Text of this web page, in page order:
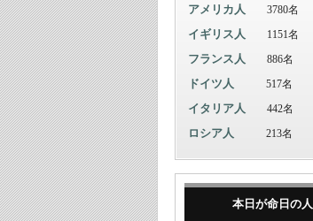
アメリカ人 3780名
イギリス人 1151名
フランス人 886名
ドイツ人 517名
イタリア人 442名
ロシア人 213名
本日が命日の人